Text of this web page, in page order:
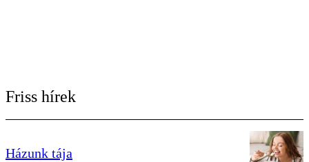
Friss hírek
Házunk tája